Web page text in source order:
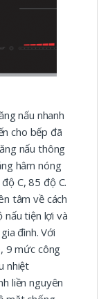
nấu nhanh
cho bếp đã
nấu thông
hâm nóng
C, 85 độ C.
tâm về cách
nấu tiện lợi và
đình. Với
9 mức công
nhiệt
liền nguyên